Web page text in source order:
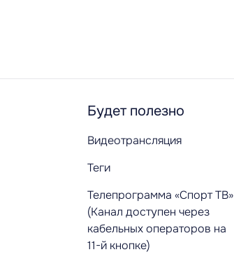
Будет полезно
Видеотрансляция
Теги
Телепрограмма «Спорт ТВ»
(Канал доступен через
кабельных операторов на
11-й кнопке)